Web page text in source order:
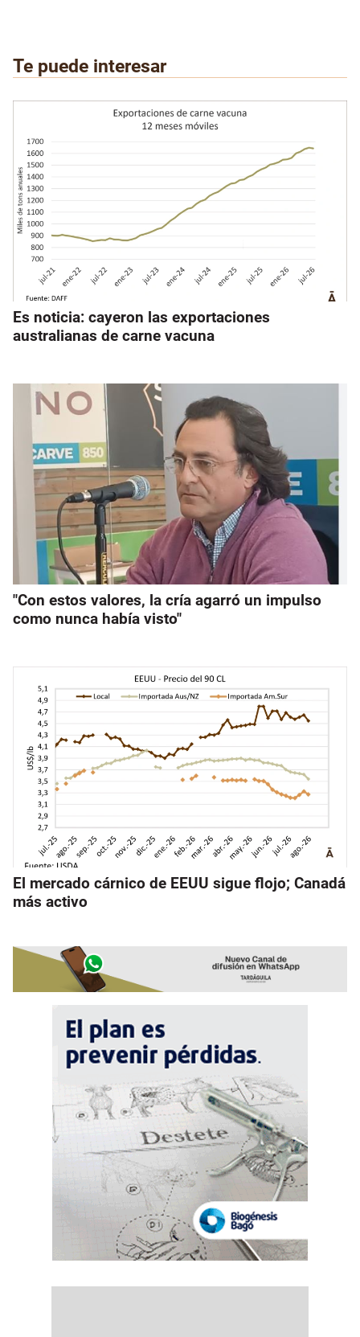
Te puede interesar
Es noticia: cayeron las exportaciones
australianas de carne vacuna
"Con estos valores, la cría agarró un impulso
como nunca había visto"
El mercado cárnico de EEUU sigue flojo; Canadá
más activo